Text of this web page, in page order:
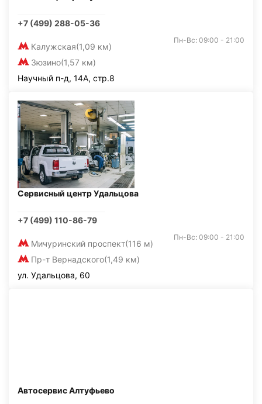
+7 (499) 288-05-36
Калужская(1,09 км)
Зюзино(1,57 км)
Пн-Вс: 09:00 - 21:00
Научный п-д, 14А, стр.8
Сервисный центр Удальцова
+7 (499) 110-86-79
Мичуринский проспект(116 м)
Пр-т Вернадского(1,49 км)
Пн-Вс: 09:00 - 21:00
ул. Удальцова, 60
Автосервис Алтуфьево